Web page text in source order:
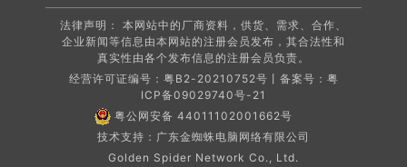
法律声明： 本网站中的厂商资料，供货、需求、合作、
企业新闻等信息由本网站的注册会员发布，其合法性和
真实性由各个发布信息的注册会员负责。
经营许可证编号：粤B2-20210752号丨备案号： 粤
ICP备09029740号-21
粤公网安备 44011102001662号
技术支持：广东金蜘蛛电脑网络有限公司
Golden Spider Network Co., Ltd.